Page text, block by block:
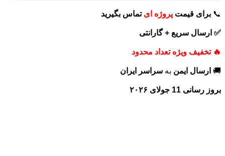
📞 برای قیمت پروژه ای تماس بگیرید
✅ ارسال سریع + گارانتی
🔥 تخفیف ویژه تعداد محدود
🚚 ارسال ایمن به سراسر ایران
بروز رسانی 11 جولای ۲۰۲۶